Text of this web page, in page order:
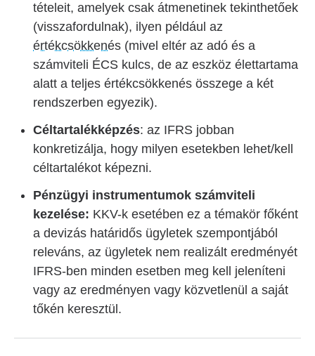
tételeit, amelyek csak átmenetinek tekinthetőek
(visszafordulnak), ilyen például az
értékcsökkenés (mivel eltér az adó és a
számviteli ÉCS kulcs, de az eszköz élettartama
alatt a teljes értékcsökkenés összege a két
rendszerben egyezik).
Céltartalékképzés: az IFRS jobban
konkretizálja, hogy milyen esetekben lehet/kell
céltartalékot képezni.
Pénzügyi instrumentumok számviteli
kezelése: KKV-k esetében ez a témakör főként
a devizás határidős ügyletek szempontjából
releváns, az ügyletek nem realizált eredményét
IFRS-ben minden esetben meg kell jeleníteni
vagy az eredményen vagy közvetlenül a saját
tőkén keresztül.